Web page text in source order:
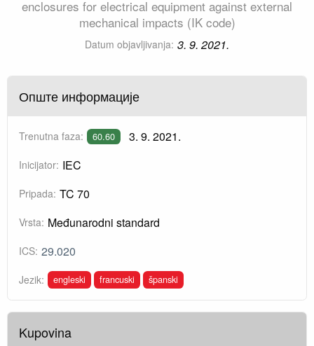
enclosures for electrical equipment against external
mechanical impacts (IK code)
Datum objavljivanja: 3. 9. 2021.
Опште информације
Trenutna faza: 60.60 3. 9. 2021.
Inicijator: IEC
Pripada: TC 70
Vrsta: Međunarodni standard
ICS: 29.020
Jezik: engleski francuski španski
Kupovina